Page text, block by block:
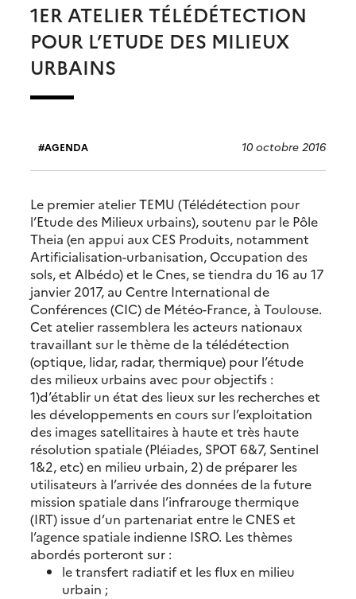
1ER ATELIER TÉLÉDÉTECTION
POUR L’ETUDE DES MILIEUX
URBAINS
AGENDA 10 octobre 2016
Le premier atelier TEMU (Télédétection pour
l’Etude des Milieux urbains), soutenu par le Pôle
Theia (en appui aux CES Produits, notamment
Artificialisation-urbanisation, Occupation des
sols, et Albédo) et le Cnes, se tiendra du 16 au 17
janvier 2017, au Centre International de
Conférences (CIC) de Météo-France, à Toulouse.
Cet atelier rassemblera les acteurs nationaux
travaillant sur le thème de la télédétection
(optique, lidar, radar, thermique) pour l’étude
des milieux urbains avec pour objectifs :
1)d’établir un état des lieux sur les recherches et
les développements en cours sur l’exploitation
des images satellitaires à haute et très haute
résolution spatiale (Pléiades, SPOT 6&7, Sentinel
1&2, etc) en milieu urbain, 2) de préparer les
utilisateurs à l’arrivée des données de la future
mission spatiale dans l’infrarouge thermique
(IRT) issue d’un partenariat entre le CNES et
l’agence spatiale indienne ISRO. Les thèmes
abordés porteront sur :
le transfert radiatif et les flux en milieu
urbain ;